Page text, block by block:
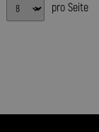
pro Seite